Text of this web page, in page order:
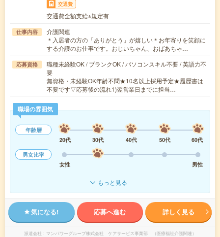
交通費
交通費全額支給※規定有
仕事内容
介護関連
＊入居者の方の「ありがとう」が嬉しい＊お年寄りを笑顔に
する介護のお仕事です。おじいちゃん、おばあちゃ…
応募資格
職種未経験OK / ブランクOK / パソコンスキル不要 / 英語力不
要
無資格・未経験OK年齢不問★10名以上採用予定★履歴書は
不要です▽応募後の流れ1)翌営業日までに担当…
職場の雰囲気
年齢層
20代
30代 40代 50代
60代
男女比率
女性
男性
もっと見る
気になる! 応募へ進む 詳しく見る
派遣会社 マンパワーグループ株式会社 ケアサービス事業部 （医療福祉介護関連）